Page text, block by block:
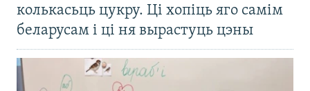
колькасьць цукру. Ці хопіць яго самім
беларусам і ці ня вырастуць цэны